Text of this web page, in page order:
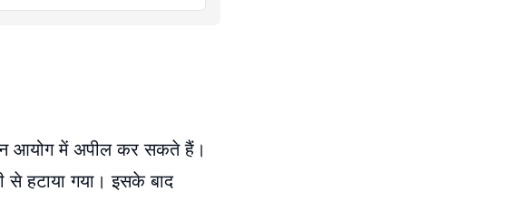
आयोग में अपील कर सकते हैं।
से हटाया गया। इसके बाद